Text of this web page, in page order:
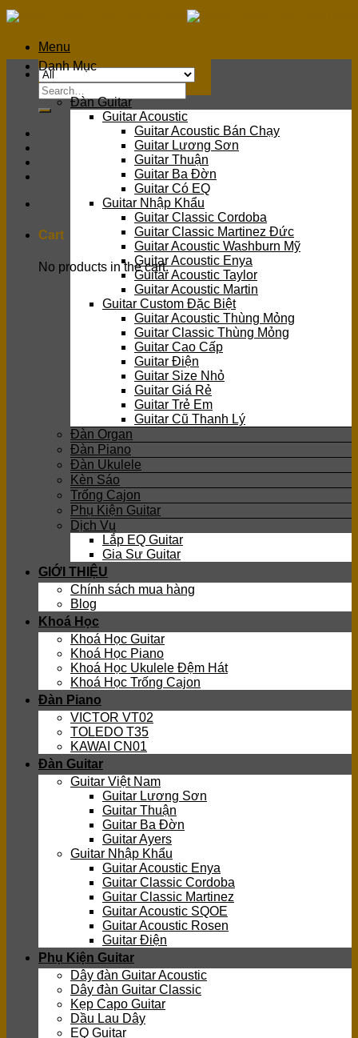
Skip
to
contentMenu
Search
for:
Cart
No products in the cart.
Danh Mục
Đàn Guitar
Guitar Acoustic
Guitar Acoustic Bán Chạy
Guitar Lương Sơn
Guitar Thuận
Guitar Ba Đờn
Guitar Có EQ
Guitar Nhập Khẩu
Guitar Classic Cordoba
Guitar Classic Martinez Đức
Guitar Acoustic Washburn Mỹ
Guitar Acoustic Enya
Guitar Acoustic Taylor
Guitar Acoustic Martin
Guitar Custom Đặc Biệt
Guitar Acoustic Thùng Mỏng
Guitar Classic Thùng Mỏng
Guitar Cao Cấp
Guitar Điện
Guitar Size Nhỏ
Guitar Giá Rẻ
Guitar Trẻ Em
Guitar Cũ Thanh Lý
Đàn Organ
Đàn Piano
Đàn Ukulele
Kèn Sáo
Trống Cajon
Phụ Kiện Guitar
Dịch Vụ
Lắp EQ Guitar
Gia Sư Guitar
GIỚI THIỆU
Chính sách mua hàng
Blog
Khoá Học
Khoá Học Guitar
Khoá Học Piano
Khoá Học Ukulele Đệm Hát
Khoá Học Trống Cajon
Đàn Piano
VICTOR VT02
TOLEDO T35
KAWAI CN01
Đàn Guitar
Guitar Việt Nam
Guitar Lương Sơn
Guitar Thuận
Guitar Ba Đờn
Guitar Ayers
Guitar Nhập Khẩu
Guitar Acoustic Enya
Guitar Classic Cordoba
Guitar Classic Martinez
Guitar Acoustic SQOE
Guitar Acoustic Rosen
Guitar Điện
Phụ Kiện Guitar
Dây đàn Guitar Acoustic
Dây đàn Guitar Classic
Kẹp Capo Guitar
Dầu Lau Dây
EQ Guitar